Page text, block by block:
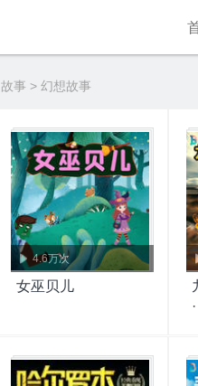
故事 > 幻想故事
4.6万次
女巫贝儿